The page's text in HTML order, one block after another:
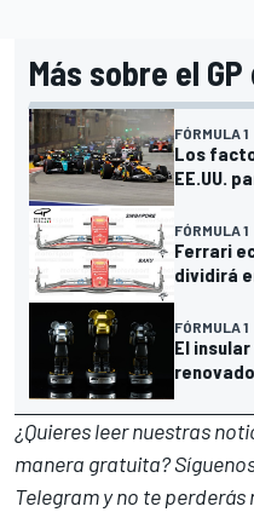
Más sobre el
FÓRMULA 1
Los
EE.UU.
FÓRMULA 1
Ferrari
dividirá
FÓRMULA 1
El
¿Quieres leer nuestras
manera gratuita?
Telegramy no te